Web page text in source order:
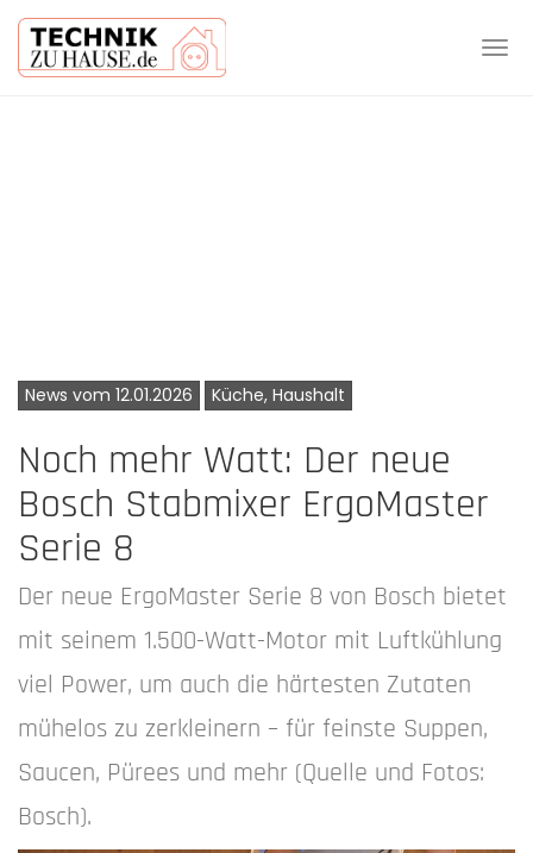
News vom 12.01.2026 Küche, Haushalt
Noch mehr Watt: Der neue
Bosch Stabmixer ErgoMaster
Serie 8
Der neue ErgoMaster Serie 8 von Bosch bietet
mit seinem 1.500-Watt-Motor mit Luftkühlung
viel Power, um auch die härtesten Zutaten
mühelos zu zerkleinern – für feinste Suppen,
Saucen, Pürees und mehr (Quelle und Fotos:
Bosch).